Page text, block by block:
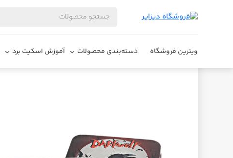
ویترین فروشگاه دسته‌بندی محصولات آموزش اسکیت برد فروشگاه دیزایر اسکیت برد بلبرینگ اسکیت‌برد چند رنگ Darkwolf